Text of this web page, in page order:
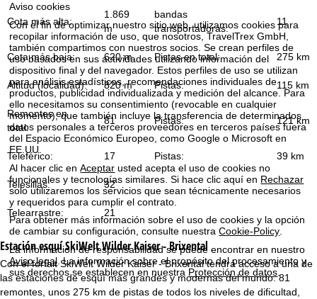
Aviso cookies
Con el fin de optimizar nuestro sitio web, utilizamos cookies para
recopilar información de uso, que nosotros, TravelTrex GmbH,
también compartimos con nuestros socios. Se crean perfiles de
uso basados en sus actividades utilizando información del
dispositivo final y del navegador. Estos perfiles de uso se utilizan
para análisis estadísticos, recomendaciones individuales de
productos, publicidad individualizada y medición del alcance. Para
ello necesitamos su consentimiento (revocable en cualquier
momento), que también incluye la transferencia de determinados
datos personales a terceros proveedores en terceros países fuera
del Espacio Económico Europeo, como Google o Microsoft en
EE.UU.
Al hacer clic enAceptar usted acepta el uso de cookies no
funcionales y tecnologías similares. Si hace clic aquí en Rechazar
solo utilizaremos los servicios que sean técnicamente necesarios
y requeridos para cumplir el contrato.
Para obtener más información sobre el uso de cookies y la opción
de cambiar su configuración, consulte nuestraCookie-Policy
La información de responsabilidad se puede encontrar en nuestro
Aviso legal . La información sobre el propósito del procesamiento y
sus derechos se establecen en nuestra Protección de datos.
a
p
r
i
n
c
i
p
a
l
Cota más alta:
1.869
m
bandas
transportadoras:
11
Cota más baja: 620 m Pistas en total: 275 km
Altitud (localidad): 820 m Pistas: 115 km
Remontes en
total:
81 Pistas: 121 km
Teleférico: 17 Pistas: 39 km
Telesillas: 32
Telearrastre: 21
Estación esquíSkiWelt Wilder Kaiser - Brixental
Con el forfait SkiWelt Wilder Kaiser - Brixental tendrá acceso a una de
las estaciones de esquí más grandes y modernas del mundo. 81
remontes, unos 275 km de pistas de todos los niveles de dificultad,